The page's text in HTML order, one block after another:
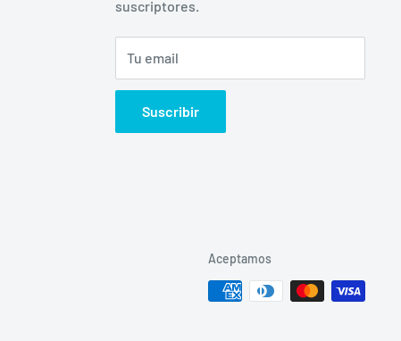
suscriptores.
Tu email
Suscribir
Aceptamos